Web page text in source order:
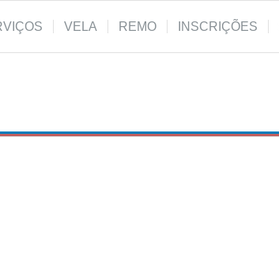
VELA REMO INSCRIÇÕES